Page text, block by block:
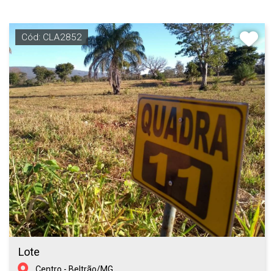
Cód: CLA2852
Lote